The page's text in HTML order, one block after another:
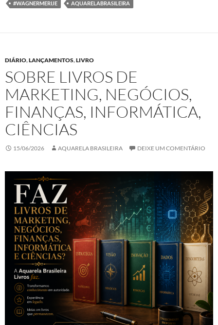
#WAGNERMERIJE AQUARELABRASILEIRA
DIÁRIO,LANÇAMENTOS,LIVRO
SOBRE LIVROS DE
MARKETING, NEGÓCIOS,
FINANÇAS, INFORMÁTICA,
CIÊNCIAS
15/06/2026 AQUARELA BRASILEIRA DEIXE UM COMENTÁRIO